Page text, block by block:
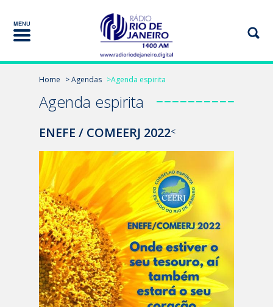
Home > Agendas >Agenda espirita
Agenda espirita
ENEFE / COMEERJ 2022<